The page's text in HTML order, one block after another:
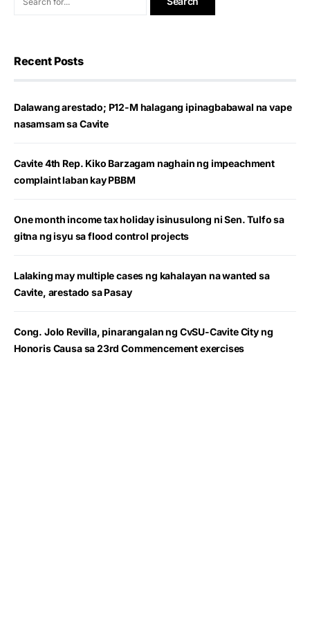
Recent Posts
Dalawang arestado; P12-M halagang ipinagbabawal na vape
nasamsam sa Cavite
Cavite 4th Rep. Kiko Barzagam naghain ng impeachment
complaint laban kay PBBM
One month income tax holiday isinusulong ni Sen. Tulfo sa
gitna ng isyu sa flood control projects
Lalaking may multiple cases ng kahalayan na wanted sa
Cavite, arestado sa Pasay
Cong. Jolo Revilla, pinarangalan ng CvSU-Cavite City ng
Honoris Causa sa 23rd Commencement exercises